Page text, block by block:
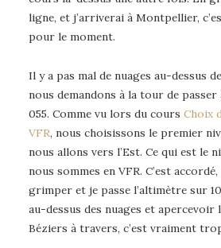
ligne, et j’arriverai à Montpellier,
pour le moment.
Il y a pas mal de nuages au-dessus
nous demandons à la tour de passer
055. Comme vu lors du cours Choix
VFR, nous choisissons le premier
nous allons vers l’Est. Ce qui est le
nous sommes en VFR. C’est
grimper et je passe l’altimètre sur
au-dessus des nuages et apercevoir
Béziers à travers, c’est vraiment